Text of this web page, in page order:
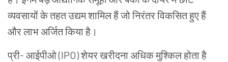
व्यवसायों के तहत उद्यम शामिल हैं जो निरंतर विकसित हुए हैं
और लाभ अर्जित किया है।
प्री- आईपीओ (IPO) शेयर खरीदना अधिक मुश्किल होता है